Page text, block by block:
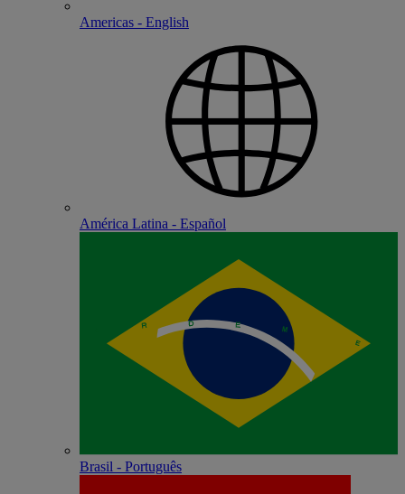
Americas - English
América Latina - Español
Brasil - Português